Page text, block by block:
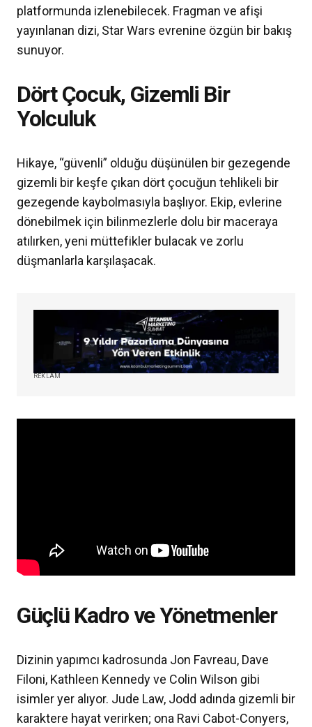
platformunda izlenebilecek. Fragman ve afişi
yayınlanan dizi, Star Wars evrenine özgün bir bakış
sunuyor.
Dört Çocuk, Gizemli Bir
Yolculuk
Hikaye, “güvenli” olduğu düşünülen bir gezegende
gizemli bir keşfe çıkan dört çocuğun tehlikeli bir
gezegende kaybolmasıyla başlıyor. Ekip, evlerine
dönebilmek için bilinmezlerle dolu bir maceraya
atılırken, yeni müttefikler bulacak ve zorlu
düşmanlarla karşılaşacak.
REKLAM
Güçlü Kadro ve Yönetmenler
Dizinin yapımcı kadrosunda Jon Favreau, Dave
Filoni, Kathleen Kennedy ve Colin Wilson gibi
isimler yer alıyor. Jude Law, Jodd adında gizemli bir
karaktere hayat verirken; ona Ravi Cabot-Conyers,